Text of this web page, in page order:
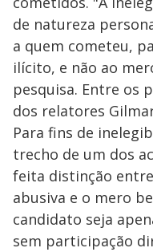
de natureza
a quem cometeu,
ilícito, e não ao
pesquisa. Entre os
dos relatores
Para fins de
trecho de um dos
feita distinção
abusiva e o mero
candidato seja
sem participação